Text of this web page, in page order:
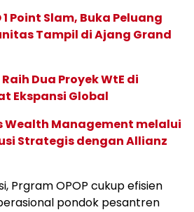
Point Slam, Buka Peluang
Tampil di Ajang Grand
Raih Dua Proyek WtE di
Ekspansi Global
Wealth Management melalui
Strategis dengan Allianz
Prgram OPOP cukup efisien
pondok pesantren